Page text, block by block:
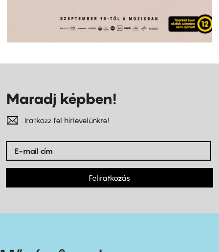
Maradj képben!
Iratkozz fel hírlevelünkre!
Feliratkozás